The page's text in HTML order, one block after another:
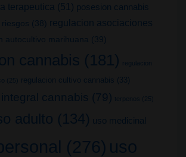
terapeutica (51) posesion cannabis
(38)
regulacion asociaciones
autocultivo marihuana (39)
cannabis (181) regulacion
(25) regulacion cultivo cannabis (33)
cannabis (79) terpenos (25)
adulto (134) uso medicinal
(276) uso